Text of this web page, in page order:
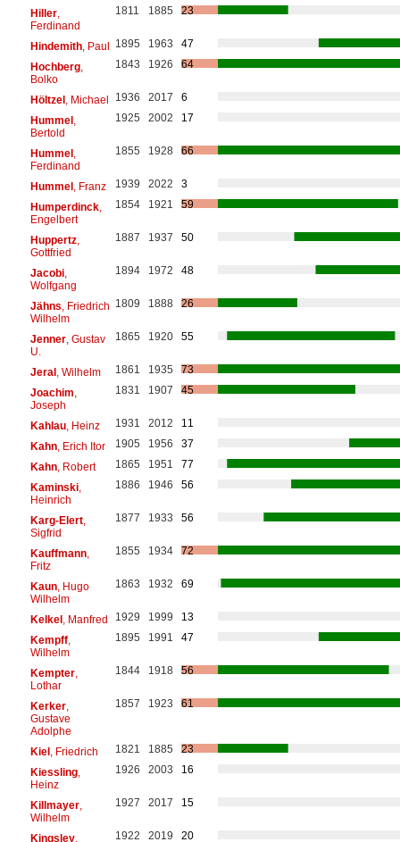
Hiller,
Ferdinand
1811 1885 23
Hindemith, Paul 1895 1963
47
Hochberg,
Bolko
1843 1926 64
Höltzel, Michael 1936 2017
6
Hummel,
Bertold
1925 2002 17
Hummel,
Ferdinand
1855 1928 66
Hummel, Franz 1939 2022
3
Humperdinck,
Engelbert
1854 1921 59
Huppertz,
Gottfried
1887 1937 50
Jacobi,
Wolfgang
1894 1972 48
Jähns , Friedrich
Wilhelm
1809 1888 26
Jenner, Gustav
U.
1865 1920 55
Jeral, Wilhelm 1861 1935
73
Joachim
Joseph
1831 1907 45
Kahlau, Heinz 1931 2012
11
Kahn, Erich Itor 1905 1956
37
Kahn, Robert 1865 1951
77
Kaminski,
Heinrich
1886 1946 56
Karg-Elert,
Sigfrid
1877 1933 56
Kauffmann,
Fritz
1855 1934 72
Kaun, Hugo
Wilhelm
1863 1932 69
Kelkel, Manfred 1929 1999
13
Kempff,
Wilhelm
1895 1991 47
Kempter,
Lothar
1844 1918 56
Kerker,
Gustave
Adolphe
1857 1923 61
Kiel, Friedrich 1821 1885
23
Kiessling,
Heinz
1926 2003 16
Killmayer,
Wilhelm
1927 2017 15
Kingsley,
1922 2019 20